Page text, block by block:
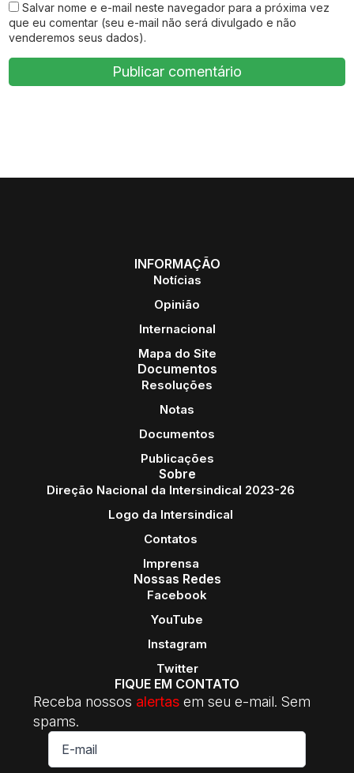
Salvar nome e e-mail neste navegador para a próxima vez
que eu comentar (seu e-mail não será divulgado e não
venderemos seus dados).
INFORMAÇÃO
Notícias
Opinião
Internacional
Mapa do Site
Documentos
Resoluções
Notas
Documentos
Publicações
Sobre
Direção Nacional da Intersindical 2023-26
Logo da Intersindical
Contatos
Imprensa
Nossas Redes
Facebook
YouTube
Instagram
Twitter
FIQUE EM CONTATO
Receba nossos alertas em seu e-mail. Sem
spams.
E-
mail
*